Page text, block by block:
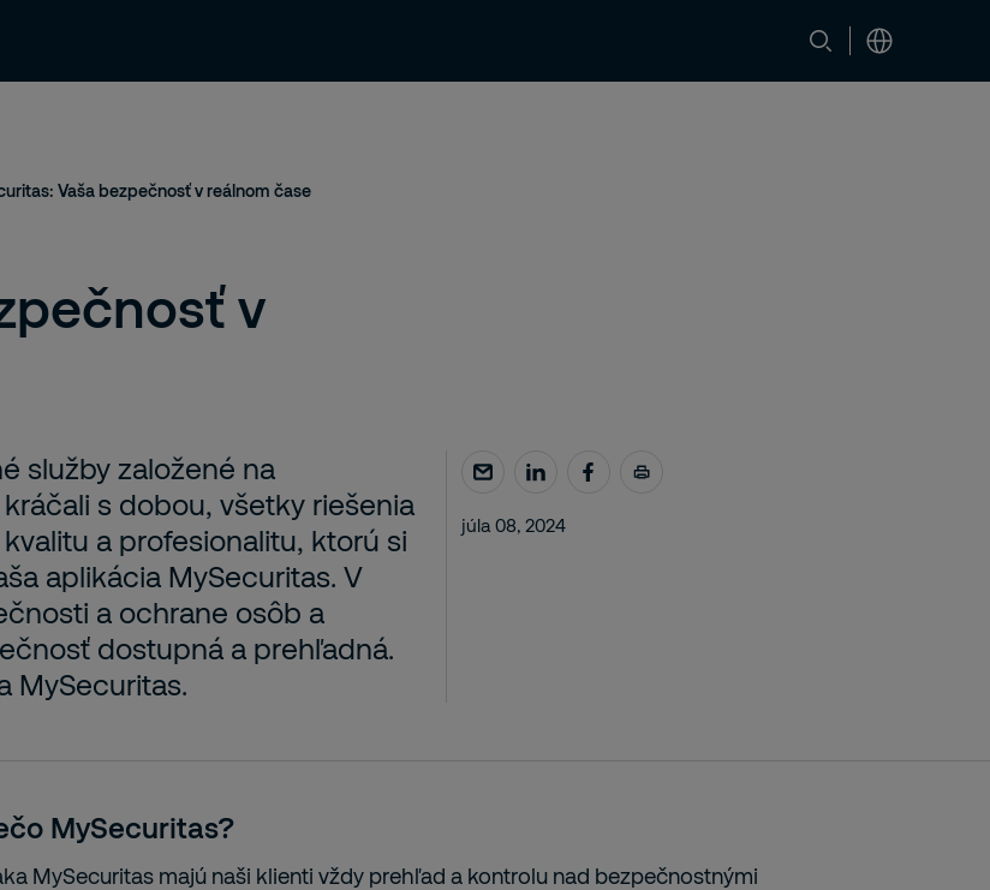
O nás Novinky & Blog Kariéra Kontaktujte nás
Vaša bezpečnosť v reálnom čase
v
služby založené na
s dobou, všetky riešenia
a profesionalitu, ktorú si
aplikácia MySecuritas. V
a ochrane osôb a
dostupná a prehľadná.
MySecuritas.
júla 08, 2024
MySecuritas?
MySecuritas majú naši klienti vždy prehľad a kontrolu nad bezpečnostnými